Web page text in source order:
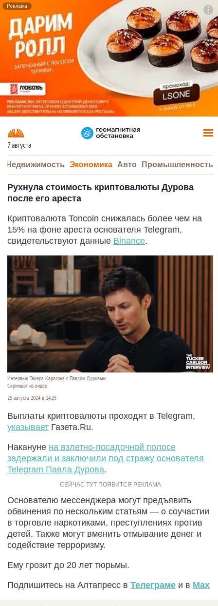
Реклама
7 августа
Недвижимость Экономика Авто Промышленность
Рухнула стоимость криптовалюты Дурова
после его ареста
Криптовалюта Toncoin снижалась более чем на
15% на фоне ареста основателя Telegram,
свидетельствуют данные Binance.
Интервью Такера Карлсона с Павлом Дуровым.
Скриншот из видео
25 августа 2024 в 14:35
Выплаты криптовалюты проходят в Telegram,
указывает Газета.Ru.
Накануне на взлетно-посадочной полосе
задержали и заключили под стражу основателя
Telegram Павла Дурова.
Основателю мессенджера могут предъявить
обвинения по нескольким статьям — о соучастии
в торговле наркотиками, преступлениях против
детей. Также могут вменить отмывание денег и
содействие терроризму.
Ему грозит до 20 лет тюрьмы.
Подпишитесь на Алтапресс в Телеграме и в Max